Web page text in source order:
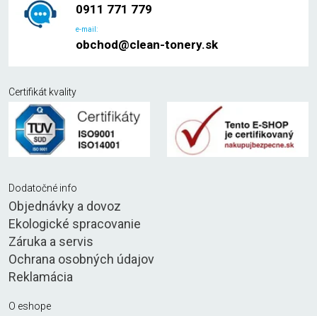
0911 771 779
e-mail:
obchod@clean-tonery.sk
Certifikát kvality
Dodatočné info
Objednávky a dovoz
Ekologické spracovanie
Záruka a servis
Ochrana osobných údajov
Reklamácia
O eshope